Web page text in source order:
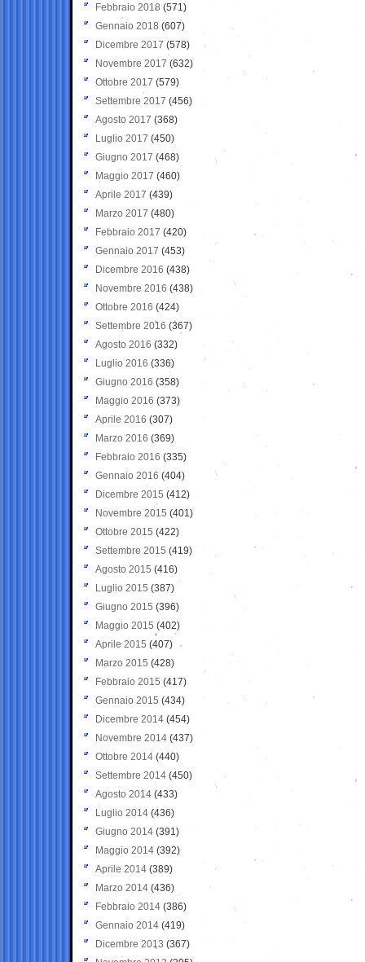
Febbraio 2018 (571)
Gennaio 2018 (607)
Dicembre 2017 (578)
Novembre 2017 (632)
Ottobre 2017 (579)
Settembre 2017 (456)
Agosto 2017 (368)
Luglio 2017 (450)
Giugno 2017 (468)
Maggio 2017 (460)
Aprile 2017 (439)
Marzo 2017 (480)
Febbraio 2017 (420)
Gennaio 2017 (453)
Dicembre 2016 (438)
Novembre 2016 (438)
Ottobre 2016 (424)
Settembre 2016 (367)
Agosto 2016 (332)
Luglio 2016 (336)
Giugno 2016 (358)
Maggio 2016 (373)
Aprile 2016 (307)
Marzo 2016 (369)
Febbraio 2016 (335)
Gennaio 2016 (404)
Dicembre 2015 (412)
Novembre 2015 (401)
Ottobre 2015 (422)
Settembre 2015 (419)
Agosto 2015 (416)
Luglio 2015 (387)
Giugno 2015 (396)
Maggio 2015 (402)
Aprile 2015 (407)
Marzo 2015 (428)
Febbraio 2015 (417)
Gennaio 2015 (434)
Dicembre 2014 (454)
Novembre 2014 (437)
Ottobre 2014 (440)
Settembre 2014 (450)
Agosto 2014 (433)
Luglio 2014 (436)
Giugno 2014 (391)
Maggio 2014 (392)
Aprile 2014 (389)
Marzo 2014 (436)
Febbraio 2014 (386)
Gennaio 2014 (419)
Dicembre 2013 (367)